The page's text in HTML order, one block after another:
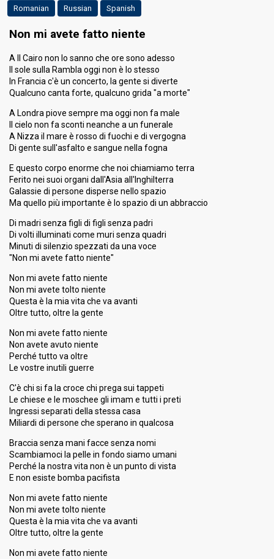
Romanian Russian Spanish
Non mi avete fatto niente
A Il Cairo non lo sanno che ore sono adesso
Il sole sulla Rambla oggi non è lo stesso
In Francia c'è un concerto, la gente si diverte
Qualcuno canta forte, qualcuno grida "a morte"
A Londra piove sempre ma oggi non fa male
Il cielo non fa sconti neanche a un funerale
A Nizza il mare è rosso di fuochi e di vergogna
Di gente sull'asfalto e sangue nella fogna
E questo corpo enorme che noi chiamiamo terra
Ferito nei suoi organi dall'Asia all'Inghilterra
Galassie di persone disperse nello spazio
Ma quello più importante è lo spazio di un abbraccio
Di madri senza figli di figli senza padri
Di volti illuminati come muri senza quadri
Minuti di silenzio spezzati da una voce
"Non mi avete fatto niente"
Non mi avete fatto niente
Non mi avete tolto niente
Questa è la mia vita che va avanti
Oltre tutto, oltre la gente
Non mi avete fatto niente
Non avete avuto niente
Perché tutto va oltre
Le vostre inutili guerre
C'è chi si fa la croce chi prega sui tappeti
Le chiese e le moschee gli imam e tutti i preti
Ingressi separati della stessa casa
Miliardi di persone che sperano in qualcosa
Braccia senza mani facce senza nomi
Scambiamoci la pelle in fondo siamo umani
Perché la nostra vita non è un punto di vista
E non esiste bomba pacifista
Non mi avete fatto niente
Non mi avete tolto niente
Questa è la mia vita che va avanti
Oltre tutto, oltre la gente
Non mi avete fatto niente